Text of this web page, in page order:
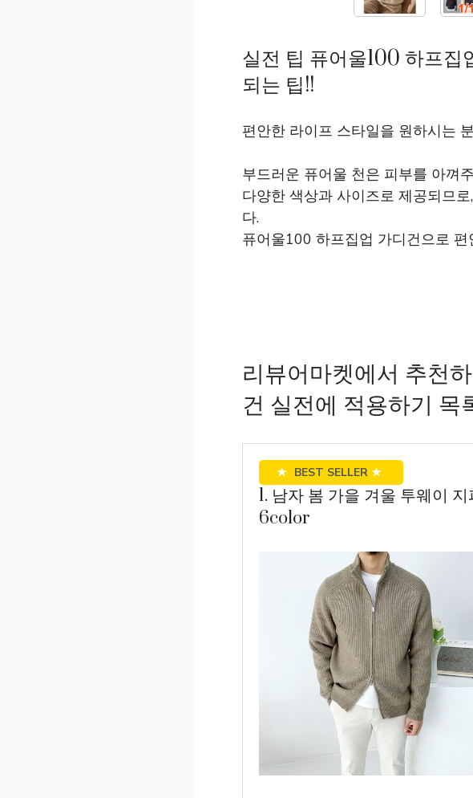
실전 팁 퓨어울100 하프집
되는 팁!!
편안한 라이프 스타일을 원하시는
부드러운 퓨어울 천은 피부를 아껴
다양한 색상과 사이즈로 제공되므
다.
퓨어울100 하프집업 가디건으로
리뷰어마켓에서 추천
건 실전에 적용하기 목
★ BEST SELLER ★
1. 남자 봄 가을 겨울 투웨이
6color